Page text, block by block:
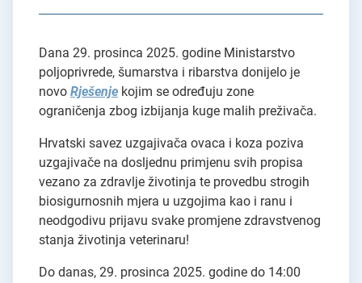
Dana 29. prosinca 2025. godine Ministarstvo
poljoprivrede, šumarstva i ribarstva donijelo je
novo Rješenje kojim se određuju zone
ograničenja zbog izbijanja kuge malih preživača.
Hrvatski savez uzgajivača ovaca i koza poziva
uzgajivače na dosljednu primjenu svih propisa
vezano za zdravlje životinja te provedbu strogih
biosigurnosnih mjera u uzgojima kao i ranu i
neodgodivu prijavu svake promjene zdravstvenog
stanja životinja veterinaru!
Do danas, 29. prosinca 2025. godine do 14:00